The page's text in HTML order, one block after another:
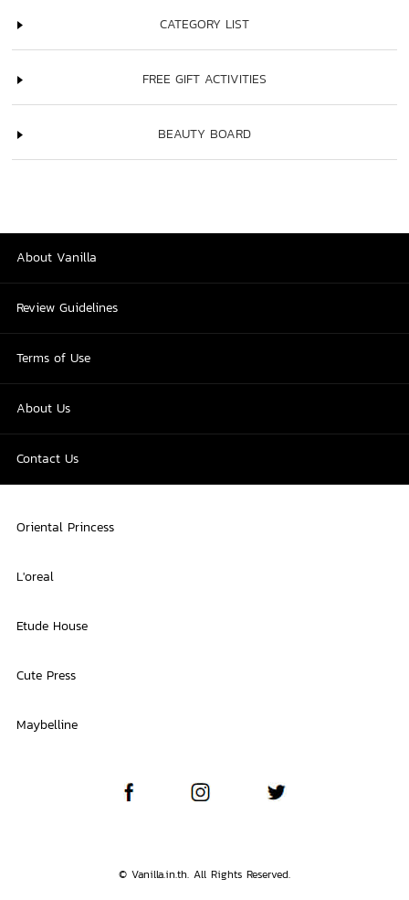
CATEGORY LIST
FREE GIFT ACTIVITIES
BEAUTY BOARD
About Vanilla
Review Guidelines
Terms of Use
About Us
Contact Us
Oriental Princess
L'oreal
Etude House
Cute Press
Maybelline
© Vanilla.in.th. All Rights Reserved.